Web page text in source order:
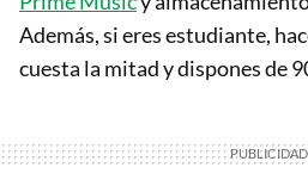
Además, si eres estudiante,
cuesta la mitad y dispones de